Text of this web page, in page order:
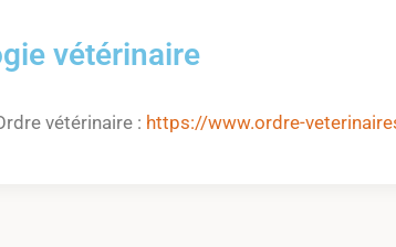
vétérinaire
vétérinaire : https://www.ordre-